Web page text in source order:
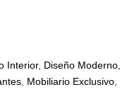
Interior, Diseño Moderno
Mobiliario Exclusivo